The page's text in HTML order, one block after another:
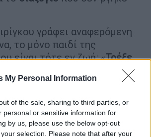
My Personal Information
of the sale, sharing to third parties, or
personal or sensitive information for
by us, please use the below opt-out
selection. Please note that after your
γράφει αναφερόμενη
το μόνο παιδί της
είναι τότε εν ζωή: «Τρέξε
έχω πει όλη την αλήθεια,
τι έκανα εγώ και τι εσύ τώρα
παιδιά».